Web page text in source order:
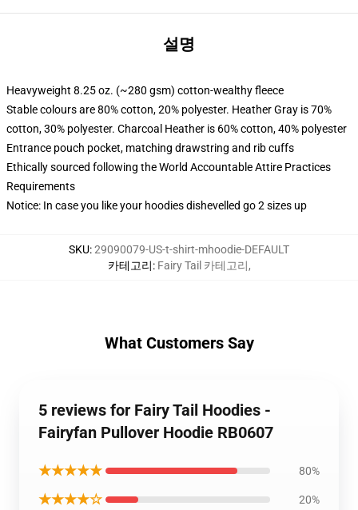
설명
Heavyweight 8.25 oz. (~280 gsm) cotton-wealthy fleece
Stable colours are 80% cotton, 20% polyester. Heather Gray is 70%
cotton, 30% polyester. Charcoal Heather is 60% cotton, 40% polyester
Entrance pouch pocket, matching drawstring and rib cuffs
Ethically sourced following the World Accountable Attire Practices
Requirements
Notice: In case you like your hoodies dishevelled go 2 sizes up
SKU:29090079-US-t-shirt-mhoodie-DEFAULT
카테고리: Fairy Tail 카테고리,
What Customers Say
5 reviews for Fairy Tail Hoodies -
Fairyfan Pullover Hoodie RB0607
★★★★★ 80%
★★★★☆ 20%